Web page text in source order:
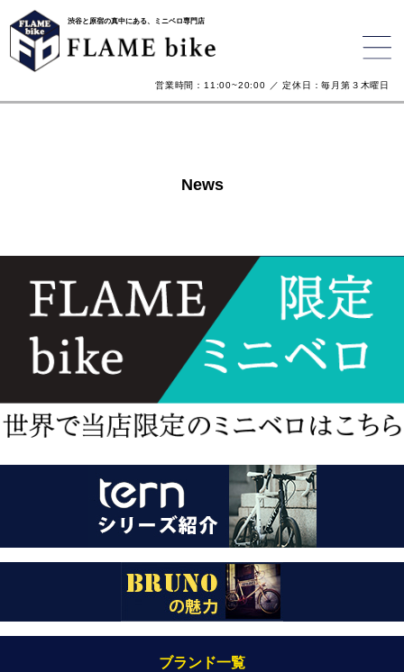
渋谷と原宿の真中にある、ミニベロ専門店
営業時間：11:00~20:00 ／ 定休日：毎月第３木曜日
News
ブランド一覧